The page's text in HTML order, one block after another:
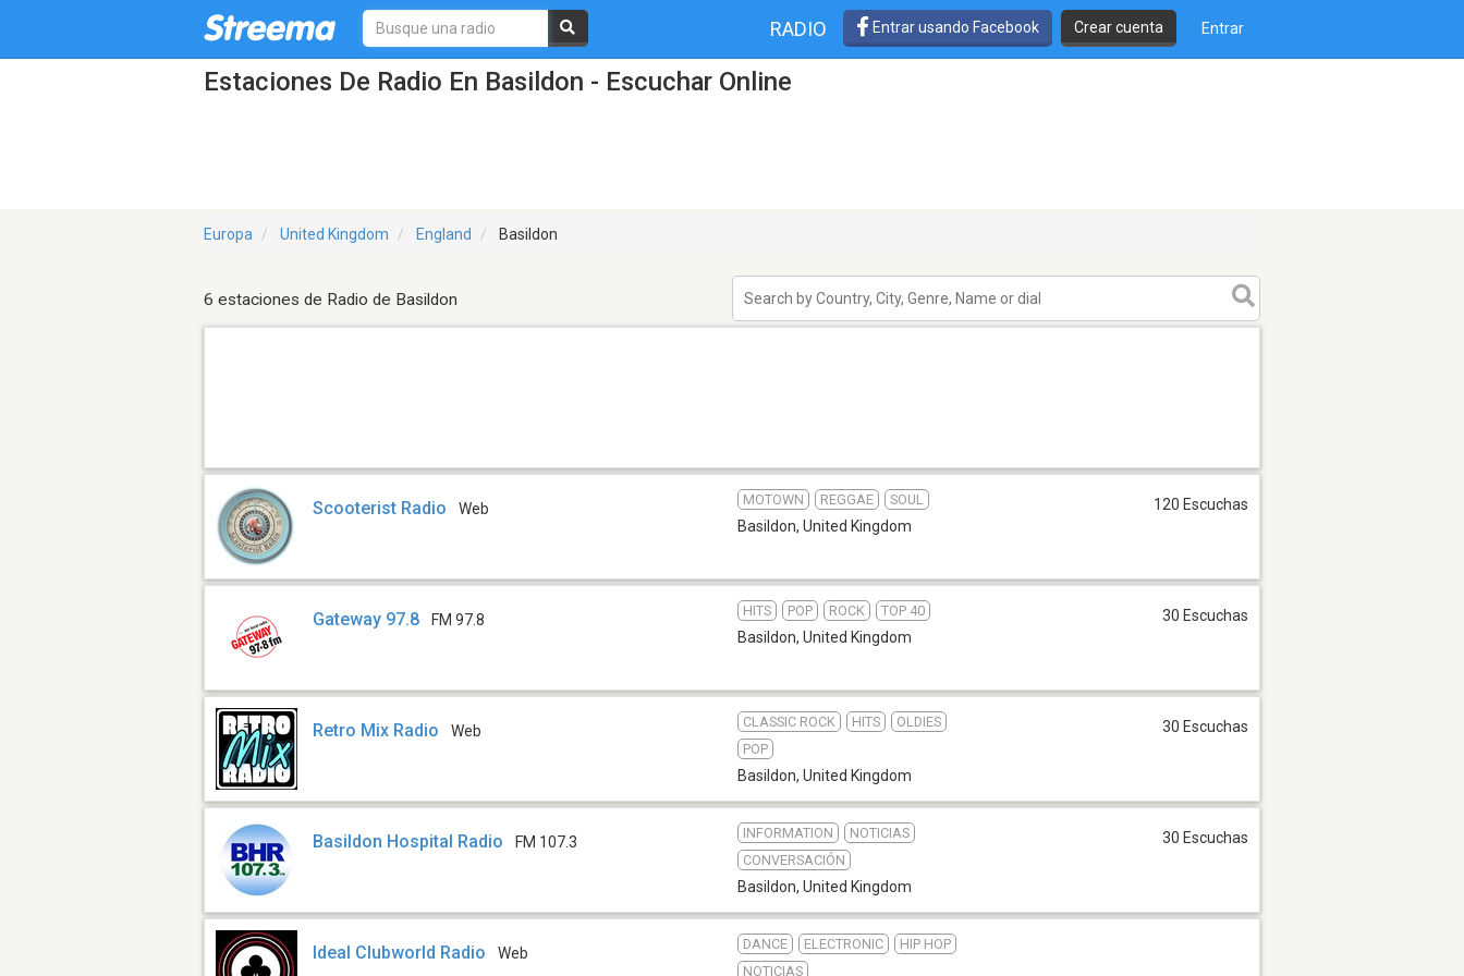
RADIO Entrar usando Facebook Crear cuenta Entrar
Estaciones De Radio En Basildon - Escuchar Online
Europa United Kingdom England Basildon
6 estaciones de Radio de Basildon
Scooterist Radio Web
MOTOWN REGGAE SOUL
Basildon, United Kingdom
120 Escuchas
Gateway 97.8 FM 97.8
HITS POP ROCK TOP 40
Basildon, United Kingdom
30 Escuchas
Retro Mix Radio Web
CLASSIC ROCK HITS
OLDIES
POP
Basildon, United Kingdom
30 Escuchas
Basildon Hospital Radio FM 107.3
INFORMATION
NOTICIAS
CONVERSACIÓN
Basildon, United Kingdom
30 Escuchas
Ideal Clubworld Radio Web
DANCE ELECTRONIC
HIP HOP
NOTICIAS